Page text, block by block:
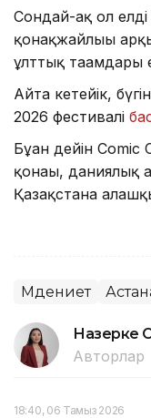
Сондай-ақ ол
қонақжайлығы
ұлттық тағамдары
Айта кетейік,
2026 фестивалі
Бұған дейін Comic
қонағы, даниялық
Қазақстанға
Мәдениет
Назерке
Авторлар
18:40, 06 Тамыз 2026